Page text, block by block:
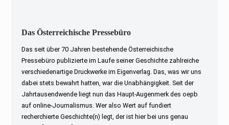
Das Österreichische Pressebüro
Das seit über 70 Jahren bestehende Österreichische
Pressebüro publizierte im Laufe seiner Geschichte zahlreiche
verschiedenartige Druckwerke im Eigenverlag. Das, was wir uns
dabei stets bewahrt hatten, war die Unabhängigkeit. Seit der
Jahrtausendwende liegt nun das Haupt-Augenmerk des oepb
auf online-Journalismus. Wer also Wert auf fundiert
recherchierte Geschichte(n) legt, der ist hier bei uns genau